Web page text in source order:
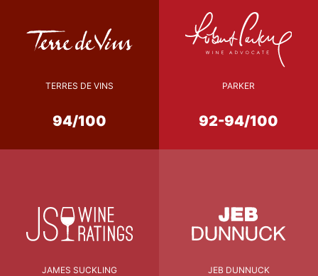
TERRES DE VINS
94/100
PARKER
92-94/100
JAMES SUCKLING JEB DUNNUCK